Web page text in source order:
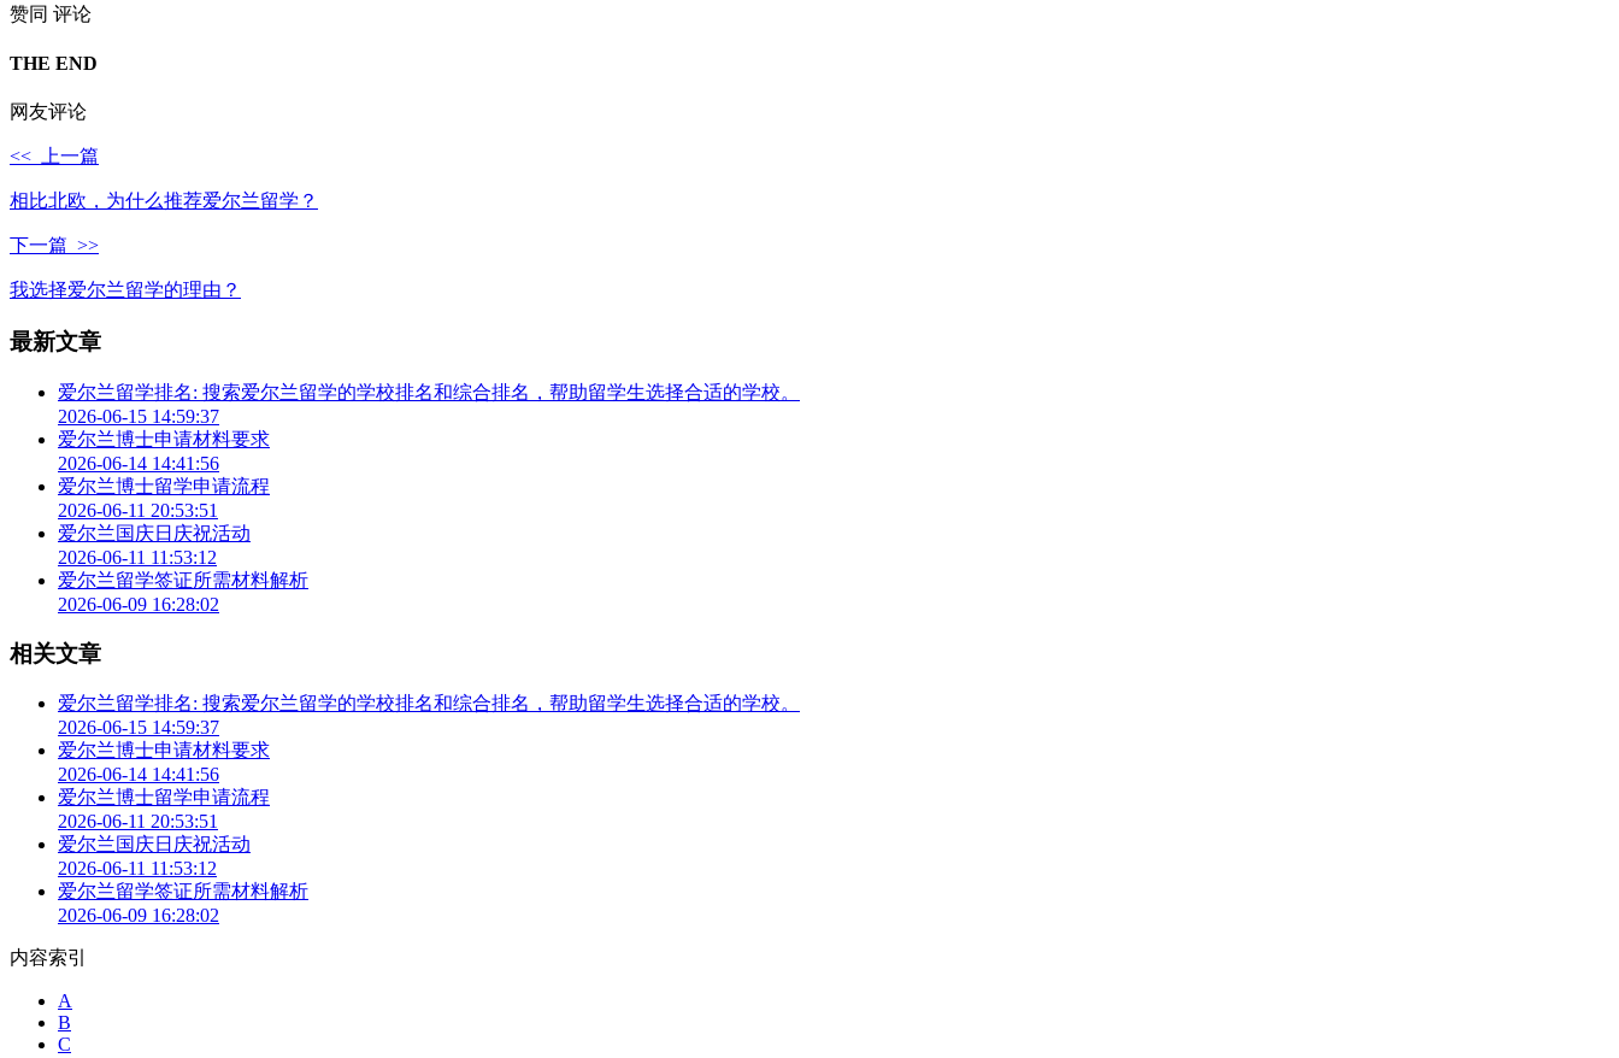
赞同 评论
THE END
网友评论
<< 上一篇
相比北欧，为什么推荐爱尔兰留学？
下一篇 >>
我选择爱尔兰留学的理由？
最新文章
爱尔兰留学排名: 搜索爱尔兰留学的学校排名和综合排名，帮助留学生选择合适的学校。
2026-06-15 14:59:37
爱尔兰博士申请材料要求
2026-06-14 14:41:56
爱尔兰博士留学申请流程
2026-06-11 20:53:51
爱尔兰国庆日庆祝活动
2026-06-11 11:53:12
爱尔兰留学签证所需材料解析
2026-06-09 16:28:02
相关文章
爱尔兰留学排名: 搜索爱尔兰留学的学校排名和综合排名，帮助留学生选择合适的学校。
2026-06-15 14:59:37
爱尔兰博士申请材料要求
2026-06-14 14:41:56
爱尔兰博士留学申请流程
2026-06-11 20:53:51
爱尔兰国庆日庆祝活动
2026-06-11 11:53:12
爱尔兰留学签证所需材料解析
2026-06-09 16:28:02
内容索引
A
B
C